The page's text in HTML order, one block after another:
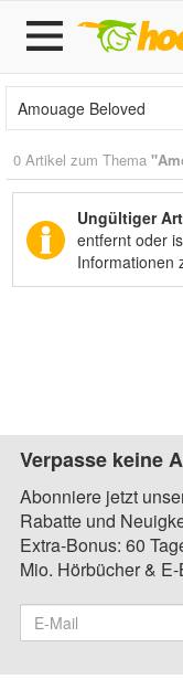
0 Artikel zum Thema
Ungültiger
entfernt oder
Informationen
Verpasse keine
Abonniere jetzt
Rabatte und
Extra-Bonus: 60
Mio. Hörbücher &